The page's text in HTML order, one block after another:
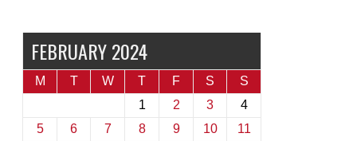
FEBRUARY 2024
M T W T F S S
1 2 3
4
5
6 7 8 9 10
11